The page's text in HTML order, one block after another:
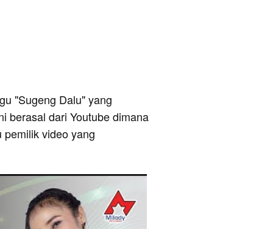
"Sugeng Dalu" yang
berasal dari Youtube dimana
pemilik video yang